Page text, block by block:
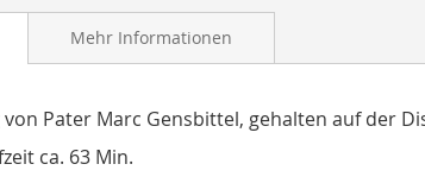
Pater Marc Gensbittel, gehalten auf der
ca. 63 Min.
Mehr Informationen